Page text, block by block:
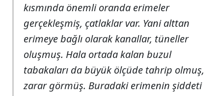
kısmında önemli oranda erimeler
gerçekleşmiş, çatlaklar var. Yani alttan
erimeye bağlı olarak kanallar, tüneller
oluşmuş. Hala ortada kalan buzul
tabakaları da büyük ölçüde tahrip olmuş,
zarar görmüş. Buradaki erimenin şiddeti